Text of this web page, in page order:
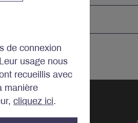
de connexion
usage nous
recueillis avec
manière
cliquez ici.